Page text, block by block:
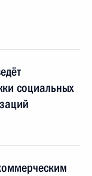
социальных